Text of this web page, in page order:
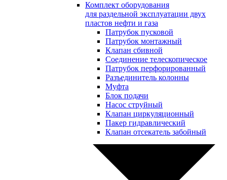
Комплект оборудования
для раздельной эксплуатации двух
пластов нефти и газа
Патрубок пусковой
Патрубок монтажный
Клапан сбивной
Соединение телескопическое
Патрубок перфорированный
Разъединитель колонны
Муфта
Блок подачи
Насос струйный
Клапан циркуляционный
Пакер гидравлический
Клапан отсекатель забойный